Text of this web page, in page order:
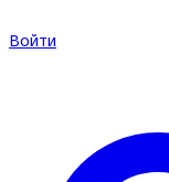
Войти